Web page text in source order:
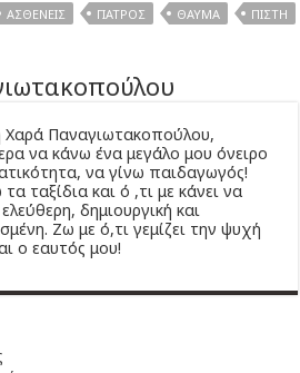
ΑΣΘΕΝΕΊΣ ΓΙΑΤΡΌΣ ΘΑΎΜΑ ΠΊΣΤΗ
Χαρά Παναγιωτακοπούλου,
να κάνω ένα μεγάλο μου όνειρο
να γίνω παιδαγωγός!
ταξίδια και ό ,τι με κάνει να
δημιουργική και
Ζω με ό,τι γεμίζει την ψυχή
ο εαυτός μου!